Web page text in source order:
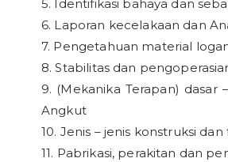
5. Identifikasi bahaya dan
6. Laporan kecelakaan dan
7. Pengetahuan material
8. Stabilitas dan
9. (Mekanika Terapan)
Angkut
10. Jenis – jenis konstruksi
11. Pabrikasi, perakitan dan